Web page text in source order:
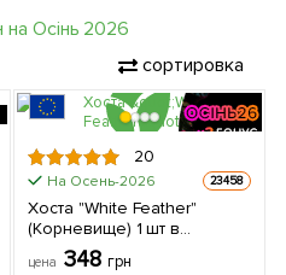
сортировка
20
На Осень-2026 23458
Хоста "White Feather"
(Корневище) 1 шт в
упаковке
цена 348 грн